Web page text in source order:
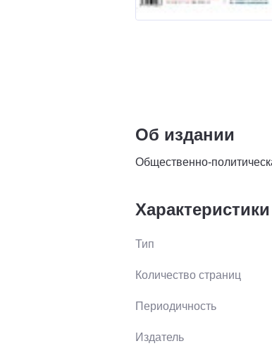
Об издании
Общественно-
Характеристики
Тип
Количество страниц
Периодичность
Издатель